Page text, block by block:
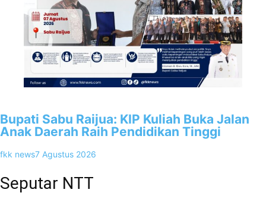
Bupati Sabu Raijua: KIP Kuliah Buka Jalan
Anak Daerah Raih Pendidikan Tinggi
fkk news7 Agustus 2026
Seputar NTT